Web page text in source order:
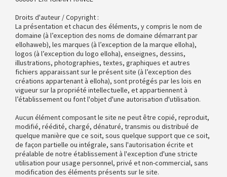
Droits d'auteur / Copyright :
La présentation et chacun des éléments, y compris le nom de
domaine (à l’exception des noms de domaine démarrant par
ellohaweb), les marques (à l’exception de la marque elloha),
logos (à l’exception du logo elloha), enseignes, dessins,
illustrations, photographies, textes, graphiques et autres
fichiers apparaissant sur le présent site (à l’exception des
créations appartenant à elloha), sont protégés par les lois en
vigueur sur la propriété intellectuelle, et appartiennent à
l’établissement ou font l'objet d'une autorisation d'utilisation.
Aucun élément composant le site ne peut être copié, reproduit,
modifié, réédité, chargé, dénaturé, transmis ou distribué de
quelque manière que ce soit, sous quelque support que ce soit,
de façon partielle ou intégrale, sans l'autorisation écrite et
préalable de notre établissement à l'exception d'une stricte
utilisation pour usage personnel, privé et non-commercial, sans
modification des éléments présents sur le site.